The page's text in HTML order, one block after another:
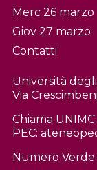
Merc 26 marzo
Giov 27 marzo
Contatti
Università
Via
Chiama
PEC: ateneo
Numero Verde